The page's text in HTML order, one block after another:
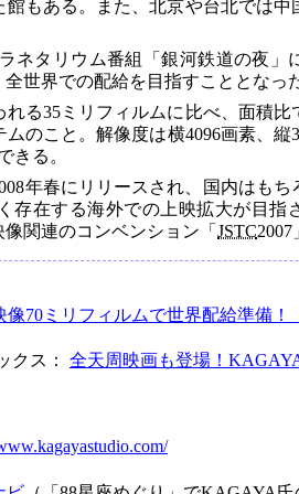
もある。また、北京や台北では中
ネタリウム番組「銀河鉄道の夜」
世界での配給を目指すこととなっ
る35ミリフィルムに比べ、面積比
のこと。解像度は横4096画素、縦
きる。
年春にリリースされ、国内はもち
存在する海外での上映拡大が目指
関連のコンベンション「 JSTC2007
像70ミリフィルムで世界配給準備！
クス： 全天周映画も登場！